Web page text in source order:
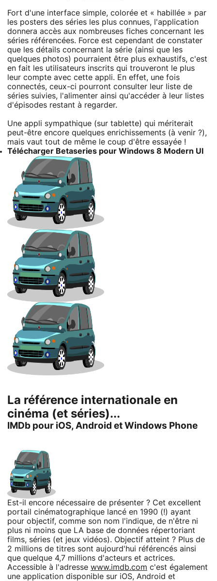
Fort d'une interface simple, colorée et « habillée » par
les posters des séries les plus connues, l'application
donnera accès aux nombreuses fiches concernant les
séries référencées. Force est cependant de constater
que les détails concernant la série (ainsi que les
quelques photos) pourraient être plus exhaustifs, c'est
en fait les utilisateurs inscrits qui trouveront le plus
leur compte avec cette appli. En effet, une fois
connectés, ceux-ci pourront consulter leur liste de
séries suivies, l'alimenter ainsi qu'accéder à leur listes
d'épisodes restant à regarder.
Une appli sympathique (sur tablette) qui mériterait
peut-être encore quelques enrichissements (à venir ?),
mais vaut tout de même le coup d'être essayée !
Télécharger Betaseries pour Windows 8 Modern UI
La référence internationale en
cinéma (et séries)...
IMDb pour iOS, Android et Windows Phone
Est-il encore nécessaire de présenter ? Cet excellent
portail cinématographique lancé en 1990 (!) ayant
pour objectif, comme son nom l'indique, de n'être ni
plus ni moins que LA base de données répertoriant
films, séries (et jeux vidéos). Objectif atteint ? Plus de
2 millions de titres sont aujourd'hui référencés ainsi
que quelque 4,7 millions d'acteurs et actrices.
Accessible à l'adresse www.imdb.com c'est également
une application disponible sur iOS, Android et